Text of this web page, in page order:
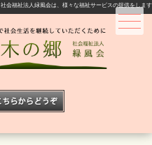
社会福祉法人緑風会は、様々な福祉サービスの提供をします